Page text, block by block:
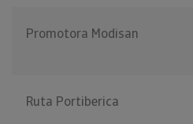
Promotora Modisan
Ruta Portiberica